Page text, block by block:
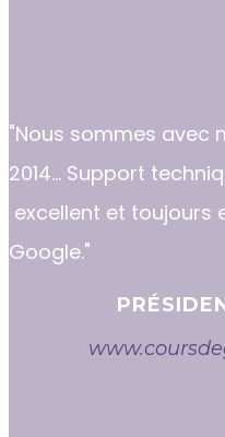
"​​Nous sommes avec
2014... Support
excellent et toujours
Google."